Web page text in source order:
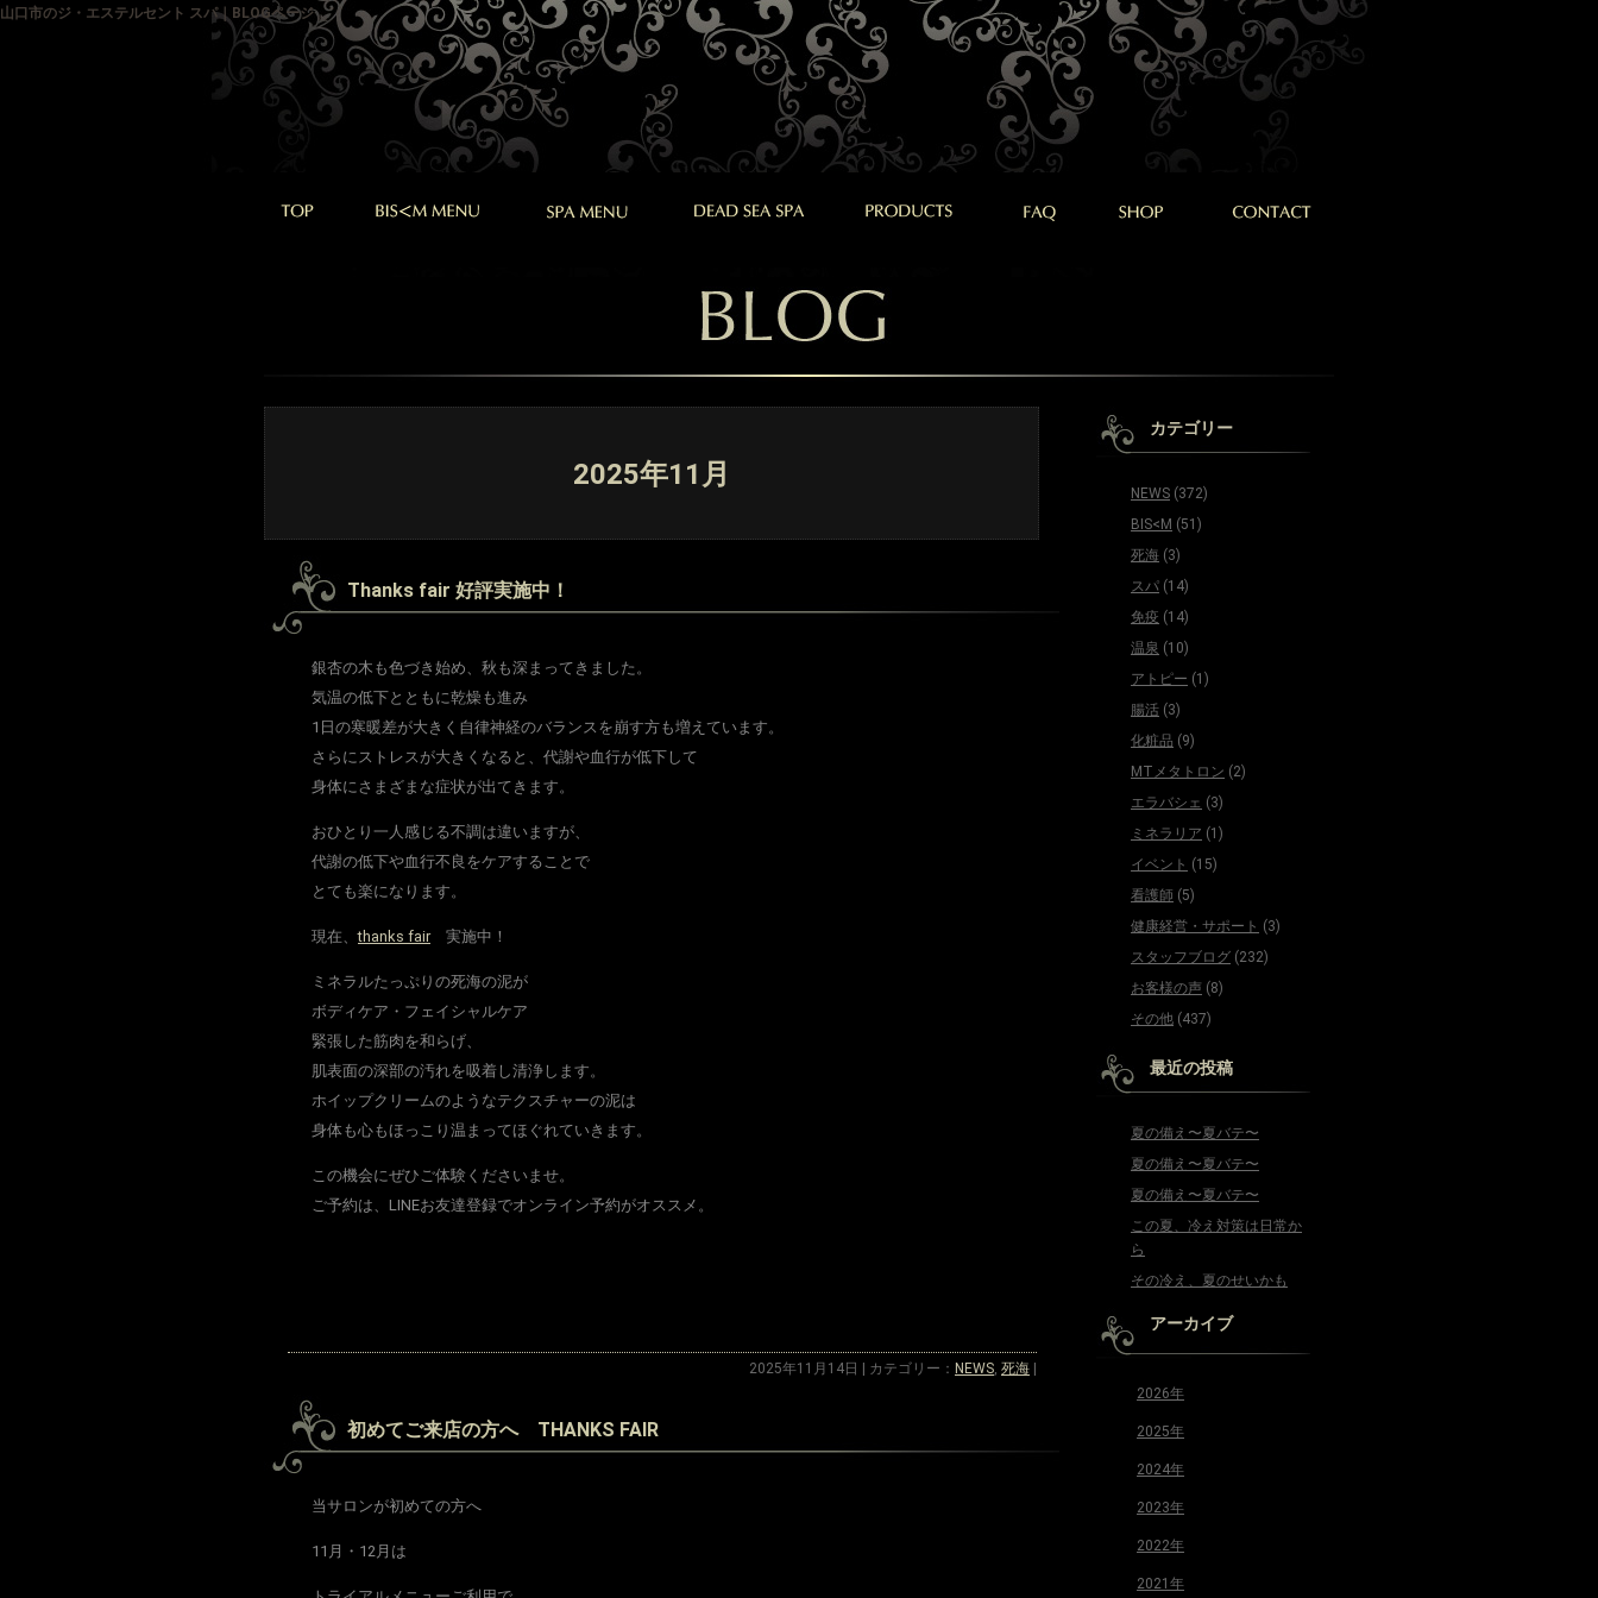
山口市のジ・エステルセント スパ｜BLOGページ
2025年11月
Thanks fair 好評実施中！
銀杏の木も色づき始め、秋も深まってきました。
気温の低下とともに乾燥も進み
1日の寒暖差が大きく自律神経のバランスを崩す方も増えています。
さらにストレスが大きくなると、代謝や血行が低下して
身体にさまざまな症状が出てきます。
おひとり一人感じる不調は違いますが、
代謝の低下や血行不良をケアすることで
とても楽になります。
現在、thanks fair実施中！
ミネラルたっぷりの死海の泥が
ボディケア・フェイシャルケア
緊張した筋肉を和らげ、
肌表面の深部の汚れを吸着し清浄します。
ホイップクリームのようなテクスチャーの泥は
身体も心もほっこり温まってほぐれていきます。
この機会にぜひご体験くださいませ。
ご予約は、LINEお友達登録でオンライン予約がオススメ。
2025年11月14日 | カテゴリー： NEWS 死海 |
初めてご来店の方へ THANKS FAIR
当サロンが初めての方へ
11月・12月は
カテゴリー
NEWS (372)
BIS<M (51)
死海 (3)
スパ (14)
免疫 (14)
温泉 (10)
アトピー (1)
腸活 (3)
化粧品 (9)
MTメタトロン (2)
エラバシェ (3)
ミネラリア (1)
イベント (15)
看護師 (5)
健康経営・サポート (3)
スタッフブログ (232)
お客様の声 (8)
その他 (437)
最近の投稿
夏の備え〜夏バテ〜
夏の備え〜夏バテ〜
夏の備え〜夏バテ〜
この夏、冷え対策は日常か
ら
その冷え、夏のせいかも
アーカイブ
2026年
2025年
2024年
2023年
2022年
2021年